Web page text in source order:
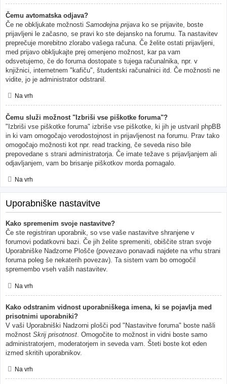
Čemu avtomatska odjava?
Če ne obkljukate možnosti Samodejna prijava ko se prijavite, boste
prijavljeni le začasno, se pravi ko ste dejansko na forumu. Ta nastavitev
preprečuje morebitno zlorabo vašega računa. Če želite ostati prijavljeni,
med prijavo obkljukajte prej omenjeno možnost, kar pa vam
odsvetujemo, če do foruma dostopate s tujega računalnika, npr. v
knjižnici, internetnem "kafiču", študentski računalnici itd. Če možnosti ne
vidite, jo je administrator odstranil.
Na vrh
Čemu služi možnost "Izbriši vse piškotke foruma"?
"Izbriši vse piškotke foruma" izbriše vse piškotke, ki jih je ustvaril phpBB
in ki vam omogočajo verodostojnost in prijavljenost na forumu. Prav tako
omogočajo možnosti kot npr. read tracking, če seveda niso bile
prepovedane s strani administratorja. Če imate težave s prijavljanjem ali
odjavljanjem, vam bo brisanje piškotkov morda pomagalo.
Na vrh
Uporabniške nastavitve
Kako spremenim svoje nastavitve?
Če ste registriran uporabnik, so vse vaše nastavitve shranjene v
forumovi podatkovni bazi. Če jih želite spremeniti, obiščite stran svoje
Uporabniške Nadzorne Plošče (povezavo ponavadi najdete na vrhu strani
foruma poleg še nekaterih povezav). Ta sistem vam bo omogočil
spremembo vseh vaših nastavitev.
Na vrh
Kako odstranim vidnost uporabniškega imena, ki se pojavlja med
prisotnimi uporabniki?
V vaši Uporabniški Nadzorni plošči pod "Nastavitve foruma" boste našli
možnost Skrij prisotnost . Omogočite to možnost in vidni boste samo
administratorjem, moderatorjem in seveda vam. Šteti boste kot eden
izmed skritih uporabnikov.
Na vrh